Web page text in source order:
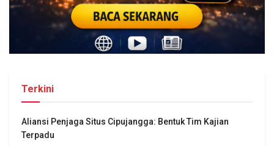
Terkini
Aliansi Penjaga Situs Cipujangga: Bentuk Tim Kajian
Terpadu